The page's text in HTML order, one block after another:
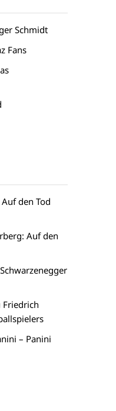
Schmidt
Fans
den Tod
Auf den
Friedrich
– Panini